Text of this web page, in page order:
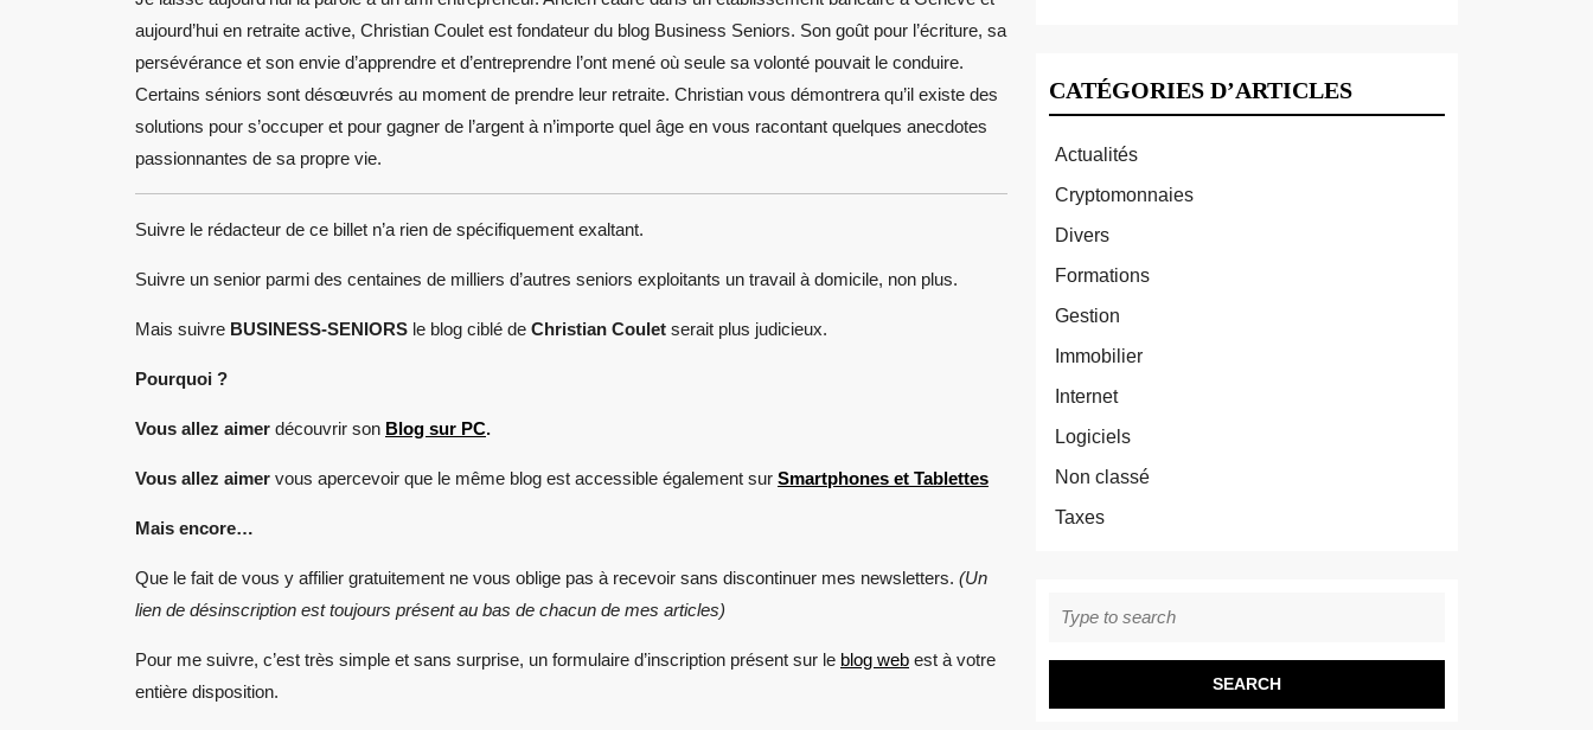
aujourd’hui en retraite active, Christian Coulet est fondateur du blog Business Seniors. Son goût pour l’écriture, sa
persévérance et son envie d’apprendre et d’entreprendre l’ont mené où seule sa volonté pouvait le conduire.
Certains séniors sont désœuvrés au moment de prendre leur retraite. Christian vous démontrera qu’il existe des
solutions pour s’occuper et pour gagner de l’argent à n’importe quel âge en vous racontant quelques anecdotes
passionnantes de sa propre vie.
Suivre le rédacteur de ce billet n’a rien de spécifiquement exaltant.
Suivre un senior parmi des centaines de milliers d’autres seniors exploitants un travail à domicile, non plus.
Mais suivre BUSINESS-SENIORS le blog ciblé de Christian Coulet serait plus judicieux.
Pourquoi ?
Vous allez aimer découvrir son Blog sur PC.
Vous allez aimer vous apercevoir que le même blog est accessible également sur Smartphones et Tablettes
Mais encore…
Que le fait de vous y affilier gratuitement ne vous oblige pas à recevoir sans discontinuer mes newsletters. (Un
lien de désinscription est toujours présent au bas de chacun de mes articles)
Pour me suivre, c’est très simple et sans surprise, un formulaire d’inscription présent sur le blog web est à votre
entière disposition.
CATÉGORIES D’ARTICLES
Actualités
Cryptomonnaies
Divers
Formations
Gestion
Immobilier
Internet
Logiciels
Non classé
Taxes
for: